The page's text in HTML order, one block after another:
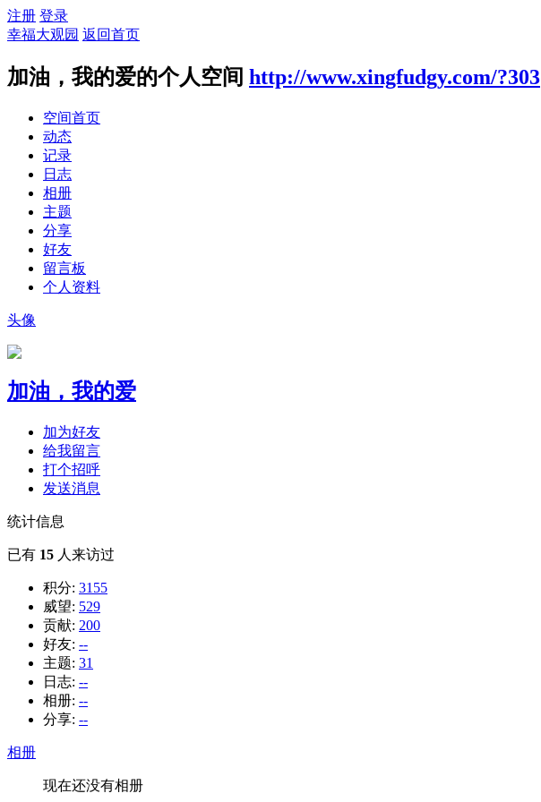
注册 登录
幸福大观园 返回首页
加油，我的爱的个人空间 http://www.xingfudgy.com/?303
空间首页
动态
记录
日志
相册
主题
分享
好友
留言板
个人资料
头像
加油，我的爱
加为好友
给我留言
打个招呼
发送消息
统计信息
已有 15 人来访过
积分: 3155
威望: 529
贡献: 200
好友: --
主题: 31
日志: --
相册: --
分享: --
相册
现在还没有相册